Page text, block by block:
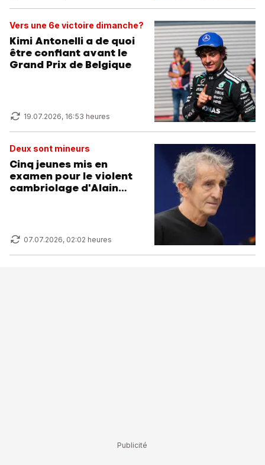
Vers une 6e victoire dimanche?
Kimi Antonelli a de quoi
être confiant avant le
Grand Prix de Belgique
19.07.2026, 16:53 heures
Deux sont mineurs
Cinq jeunes mis en
examen pour le violent
cambriolage d'Alain
07.07.2026, 02:02 heures